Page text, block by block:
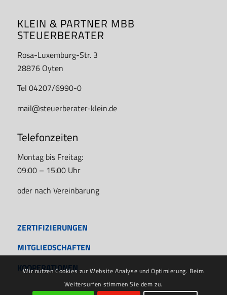
KLEIN & PARTNER MBB
STEUERBERATER
Rosa-Luxemburg-Str. 3
28876 Oyten
Tel 04207/6990-0
mail@steuerberater-klein.de
Telefonzeiten
Montag bis Freitag:
09:00 – 15:00 Uhr
oder nach Vereinbarung
ZERTIFIZIERUNGEN
MITGLIEDSCHAFTEN
KOOPERATIONEN
Wir nutzen Cookies zur Website Analyse und Optimierung. Beim
Weitersurfen stimmen Sie dem zu.